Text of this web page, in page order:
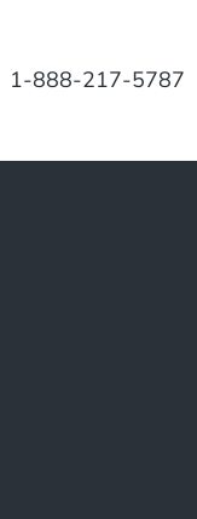
1-888-217-5787